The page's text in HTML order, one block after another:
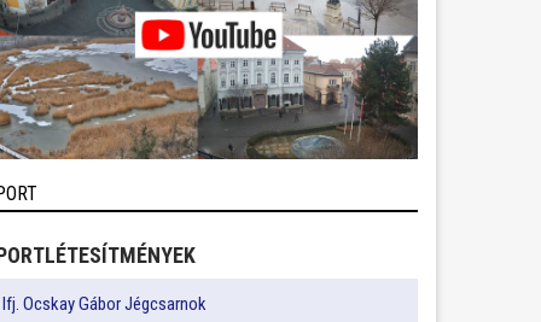
Ifj. Ocskay Gábor Jégcsarnok